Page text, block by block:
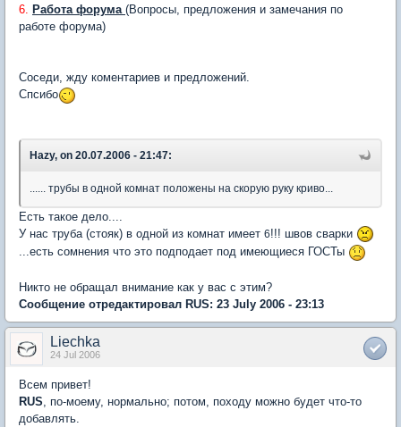
6. Работа форума (Вопросы, предложения и замечания по
работе форума)
Соседи, жду коментариев и предложений.
Спсибо
Hazy, on 20.07.2006 - 21:47:
...... трубы в одной комнат положены на скорую руку криво...
Есть такое дело....
У нас труба (стояк) в одной из комнат имеет 6!!! швов сварки
...есть сомнения что это подподает под имеющиеся ГОСТы
Никто не обращал внимание как у вас с этим?
Сообщение отредактировал RUS: 23 July 2006 - 23:13
Liechka
24 Jul 2006
Всем привет!
RUS , по-моему, нормально; потом, походу можно будет что-то
добавлять.